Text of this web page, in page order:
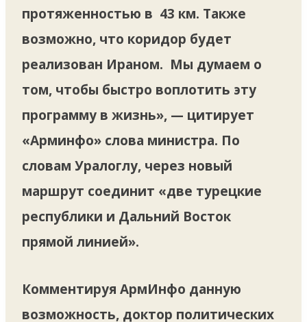
протяженностью в 43 км. Также
возможно, что коридор будет
реализован Ираном. Мы думаем о
том, чтобы быстро воплотить эту
программу в жизнь», — цитирует
«Арминфо» слова министра. По
словам Уралоглу, через новый
маршрут соединит «две турецкие
республики и Дальний Восток
прямой линией».
Комментируя АрмИнфо данную
возможность, доктор политических